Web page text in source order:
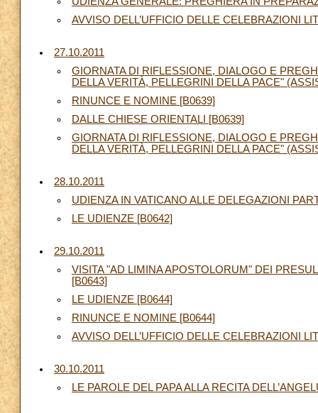
AVVISO DELL’UFFICIO DELLE CELEBRAZIONI
27.10.2011
GIORNATA DI RIFLESSIONE, DIALOGO E
DELLA VERITÀ, PELLEGRINI DELLA PACE"
RINUNCE E NOMINE [B0639]
DALLE CHIESE ORIENTALI [B0639]
GIORNATA DI RIFLESSIONE, DIALOGO E
DELLA VERITÀ, PELLEGRINI DELLA PACE"
28.10.2011
UDIENZA IN VATICANO ALLE DELEGAZIONI
LE UDIENZE [B0642]
29.10.2011
VISITA "AD LIMINA APOSTOLORUM" DEI
[B0643]
LE UDIENZE [B0644]
RINUNCE E NOMINE [B0644]
AVVISO DELL’UFFICIO DELLE CELEBRAZIONI
30.10.2011
LE PAROLE DEL PAPA ALLA RECITA